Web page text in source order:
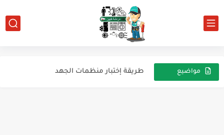
مواضيع
العلاقة بين الجهد والتيار وبين عدد اللفات للمحول الكهربى...
طريقة إختبار منظمات الجهد